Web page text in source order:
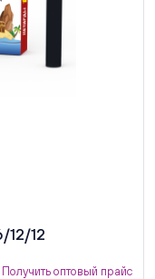
12/12
Получить оптовый прайс